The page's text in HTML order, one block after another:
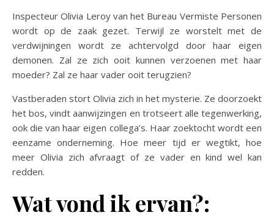
Inspecteur Olivia Leroy van het Bureau Vermiste Personen
wordt op de zaak gezet. Terwijl ze worstelt met de
verdwijningen wordt ze achtervolgd door haar eigen
demonen. Zal ze zich ooit kunnen verzoenen met haar
moeder? Zal ze haar vader ooit terugzien?
Vastberaden stort Olivia zich in het mysterie. Ze doorzoekt
het bos, vindt aanwijzingen en trotseert alle tegenwerking,
ook die van haar eigen collega’s. Haar zoektocht wordt een
eenzame onderneming. Hoe meer tijd er wegtikt, hoe
meer Olivia zich afvraagt of ze vader en kind wel kan
redden.
Wat vond ik ervan?: